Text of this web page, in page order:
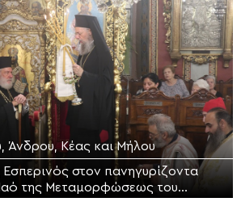
Άνδρου, Κέας και Μήλου
Εσπερινός στον πανηγυρίζοντα
της Μεταμορφώσεως του